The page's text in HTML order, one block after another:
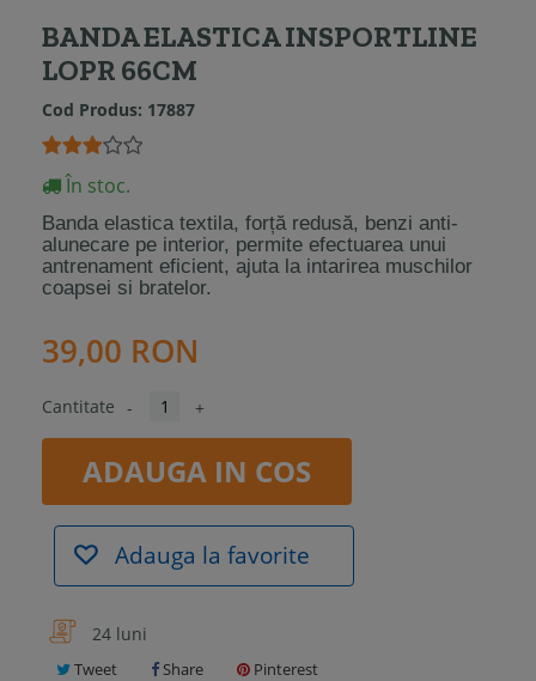
BANDA ELASTICA INSPORTLINE
LOPR 66CM
Cod Produs: 17887
În stoc.
Banda elastica textila, forță redusă, benzi anti-
alunecare pe interior, permite efectuarea unui
antrenament eficient, ajuta la intarirea muschilor
coapsei si bratelor.
39,00 RON
Cantitate - +
ADAUGA IN COS
Adauga la favorite
24 luni
Tweet Share Pinterest